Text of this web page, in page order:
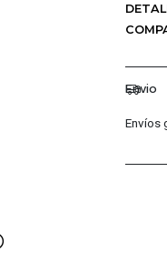
¿Los
Envio
Envíos